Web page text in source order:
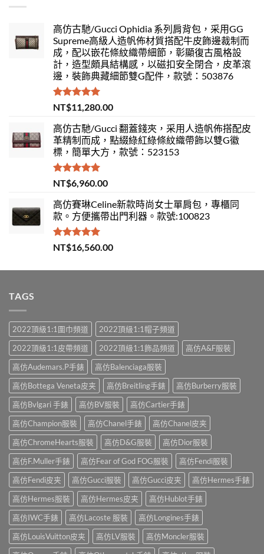
高仿古馳/Gucci Ophidia 系列肩背包，采用GG
Supreme高級人造帆佈材質搭配牛皮飾邊裁制而
成，配以嵌花條紋織帶細節，彰顯復古風格設
計，造型頗具結構感，以磁扣安全閉合，皮革滾
邊，裝飾典藏細節雙G配件，款號：503876
評分5.00
滿分 5
NT$11,280.00
高仿古馳/Gucci 翻蓋錢夾，采用人造帆佈搭配皮
革精制而成，點綴綠紅綠條紋織帶飾以雙G徽
標，簡單大方，款號：523153
評分 5.00
滿分 5
NT$6,960.00
高仿賽琳Celine新款時尚女士單肩包，專櫃同
款。方便攜帶出門利器。款號:100823
評分5.00
滿分 5
NT$16,560.00
TAGS
2022頂級1:1圍巾頻道
2022頂級1:1帽子頻道
2022頂級1:1皮帶頻道
2022頂級1:1飾品頻道
高仿A&F服裝
高仿Audemars.P手錶
高仿Balenciaga服裝
高仿Bottega Veneta皮夹
高仿Breitling手錶
高仿Burberry服裝
高仿Bvlgari 手錶
高仿BV服裝
高仿Cartier手錶
高仿Champion服裝
高仿Chanel手錶
高仿Chanel皮夹
高仿ChromeHearts服裝
高仿D&G服裝
高仿Dior服裝
高仿F.Muller手錶
高仿Fear of God FOG服裝
高仿Fendi服裝
高仿Fendi皮夹
高仿Gucci服裝 高仿Gucci皮夹
高仿Hermes手錶
高仿Hermes服裝
高仿Hermes皮夹
高仿Hublot手錶
高仿IWC手錶
高仿Lacoste 服裝
高仿Longines手錶
高仿LouisVuitton皮夹
高仿LV服裝
高仿Moncler服裝